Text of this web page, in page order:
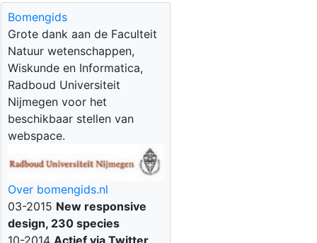
Bomengids
Grote dank aan de Faculteit
Natuur wetenschappen,
Wiskunde en Informatica,
Radboud Universiteit
Nijmegen voor het
beschikbaar stellen van
webspace.
Over bomengids.nl
03-2015 New responsive
design, 230 species